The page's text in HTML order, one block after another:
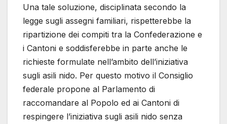
Una tale soluzione, disciplinata secondo la
legge sugli assegni familiari, rispetterebbe la
ripartizione dei compiti tra la Confederazione e
i Cantoni e soddisferebbe in parte anche le
richieste formulate nell’ambito dell’iniziativa
sugli asili nido. Per questo motivo il Consiglio
federale propone al Parlamento di
raccomandare al Popolo ed ai Cantoni di
respingere l’iniziativa sugli asili nido senza